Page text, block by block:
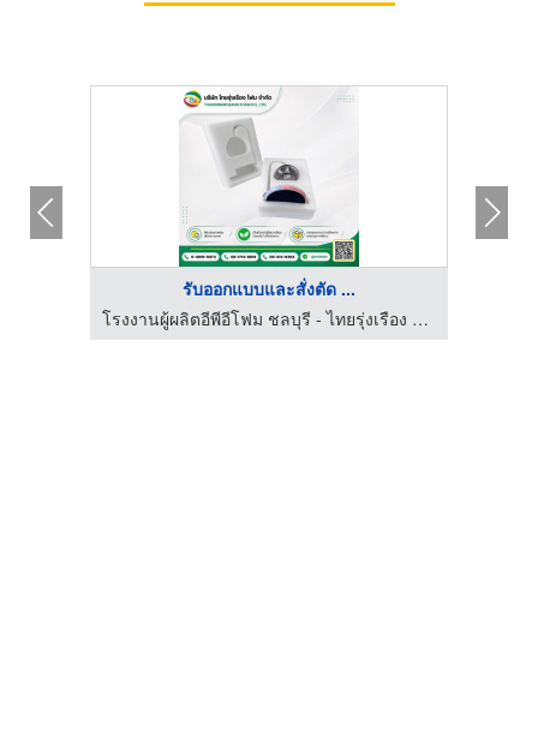
รับออกแบบและสั่งตัด ...
โรงงานผู้ผลิตอีพีอีโฟม ชลบุรี - ไทยรุ่งเรือง โฟม